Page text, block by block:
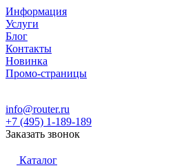
Информация
Услуги
Блог
Контакты
Новинка
Промо-страницы
info@router.ru
+7 (495) 1-189-189
Заказать звонок
Каталог